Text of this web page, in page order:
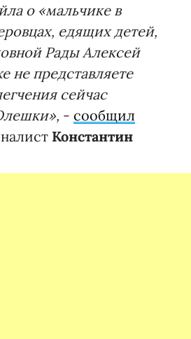
о «мальчике в
едящих детей,
Рады Алексей
не представляете
сейчас
- сообщил
Константин